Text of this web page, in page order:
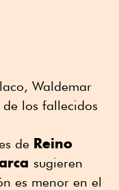
Waldemar
los fallecidos
de Reino
sugieren
es menor en el